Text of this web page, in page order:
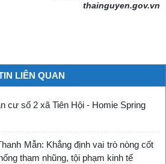
thainguyen.gov.vn
LIÊN QUAN
cư số 2 xã Tiên Hội - Homie Spring
Mẫn: Khẳng định vai trò nòng cốt
tham nhũng, tội phạm kinh tế